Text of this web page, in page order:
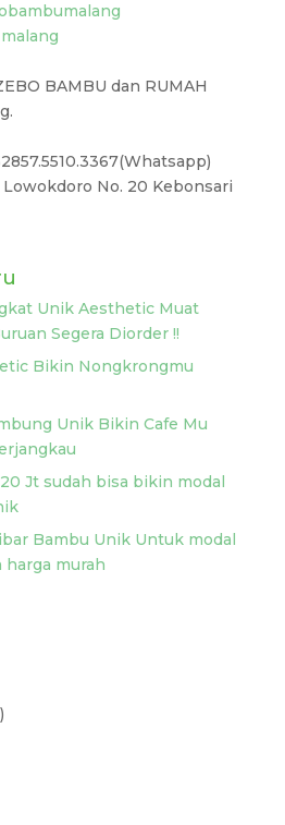
BAMBU dan RUMAH
Lowokdoro No. 20 Kebonsari
Unik Aesthetic Muat
Segera Diorder !!
Bikin Nongkrongmu
Unik Bikin Cafe Mu
Jt sudah bisa bikin modal
Bambu Unik Untuk modal
murah